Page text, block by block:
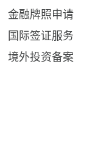
金融牌照申请
国际签证服务
境外投资备案